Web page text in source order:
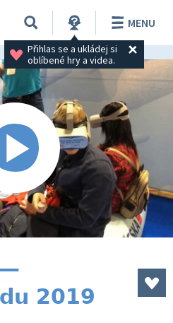
Přihlas se a ukládej si
oblíbené hry a videa.
MENU
2019